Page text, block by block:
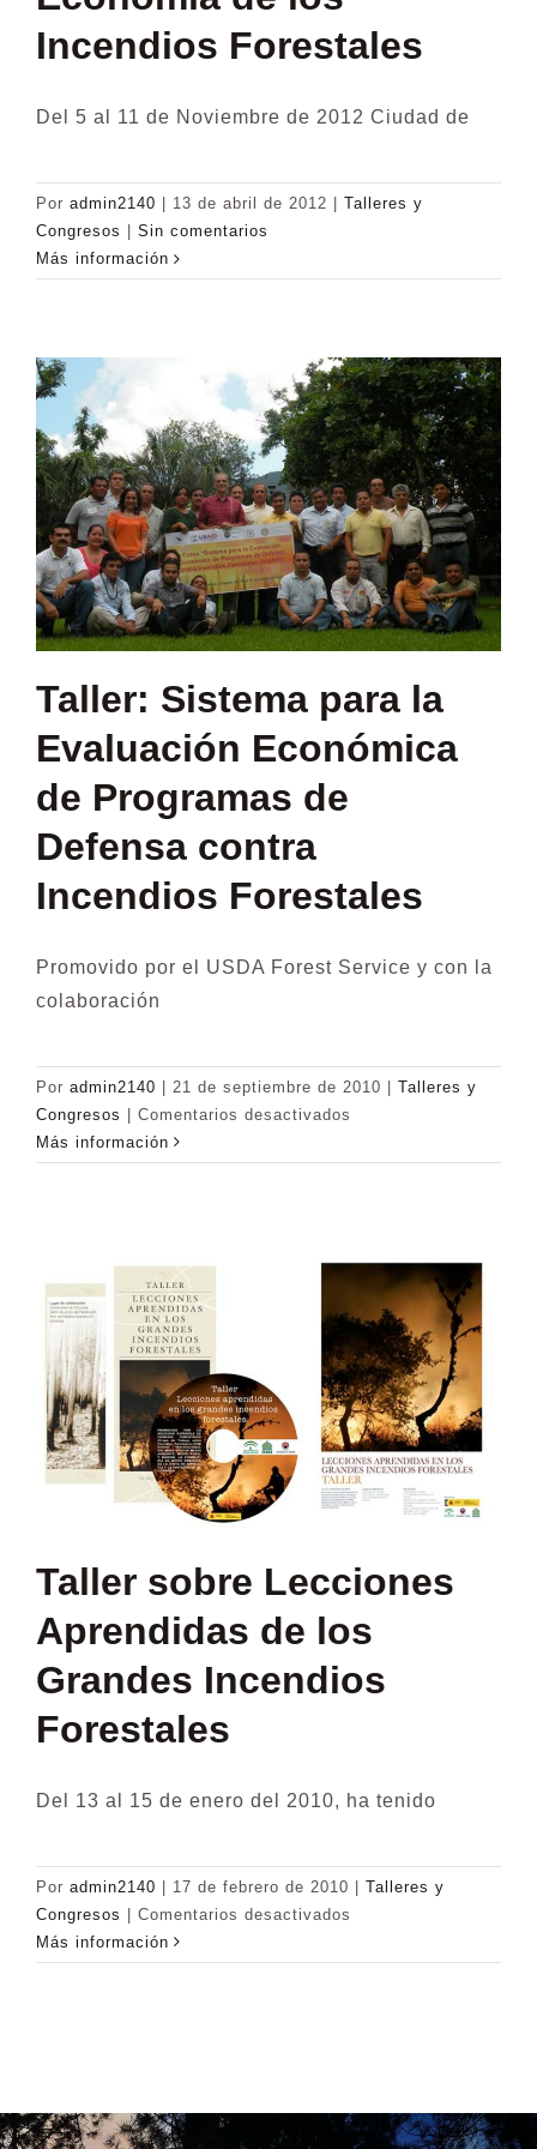
Incendios Forestales
Del 5 al 11 de Noviembre de 2012 Ciudad de
Por admin2140 13 de abril de 2012
Talleres y
Congresos
Sin comentarios
Más información
Taller: Sistema para la
Evaluación Económica
de Programas de
Defensa contra
Incendios Forestales
Promovido por el USDA Forest Service y con la
colaboración
Por admin2140 | 21 de septiembre de 2010 | Talleres y
Congresos | Comentarios desactivados
Sistema
Económica
Programas
de
Defensa
contra
Incendios
Forestales
Más información
Taller sobre Lecciones
Aprendidas de los
Grandes Incendios
Forestales
Del 13 al 15 de enero del 2010, ha tenido
Por admin2140 17 de febrero de 2010
Talleres y
Congresos
Comentarios desactivados
sobre
Incendios
Más información